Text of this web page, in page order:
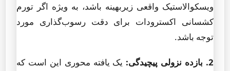
ویسکوالاستیک واقعی زیربهینه باشد، به ویژه اگر تورم
کشسانی اکسترودات برای دقت رسوب‌گذاری مورد
توجه باشد.
2. بازده نزولی پیچیدگی:
یک یافته محوری این است که